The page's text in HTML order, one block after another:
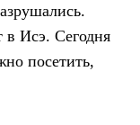
в Исэ. Сегодня
посетить,